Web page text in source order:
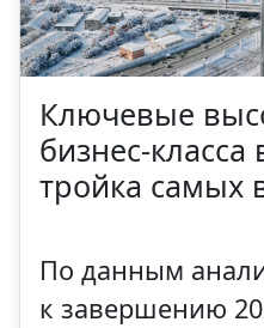
Ключевые
бизнес-класса
тройка самых
По данным
к завершению